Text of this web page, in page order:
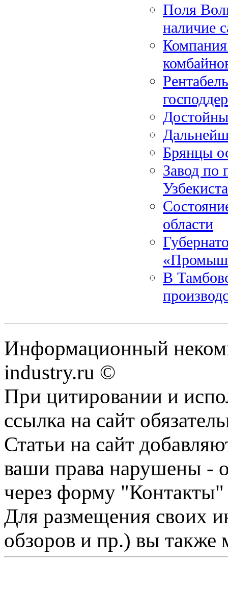
Поля
наличие
Брянцы
Завод по
области
В
Информационный
industry.ru ©
При цитировании и
ссылка на сайт
Статьи на сайт
ваши права нарушены -
через форму "Контакты"
Для размещения своих
обзоров и пр.) вы также